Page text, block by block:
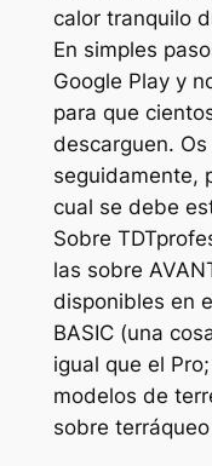
calor tranquilo
En simples
Google Play y
para que
descarguen.
seguidamente,
cual se debe
Sobre
las sobre
disponibles en
BASIC (una
igual que el
modelos de
sobre